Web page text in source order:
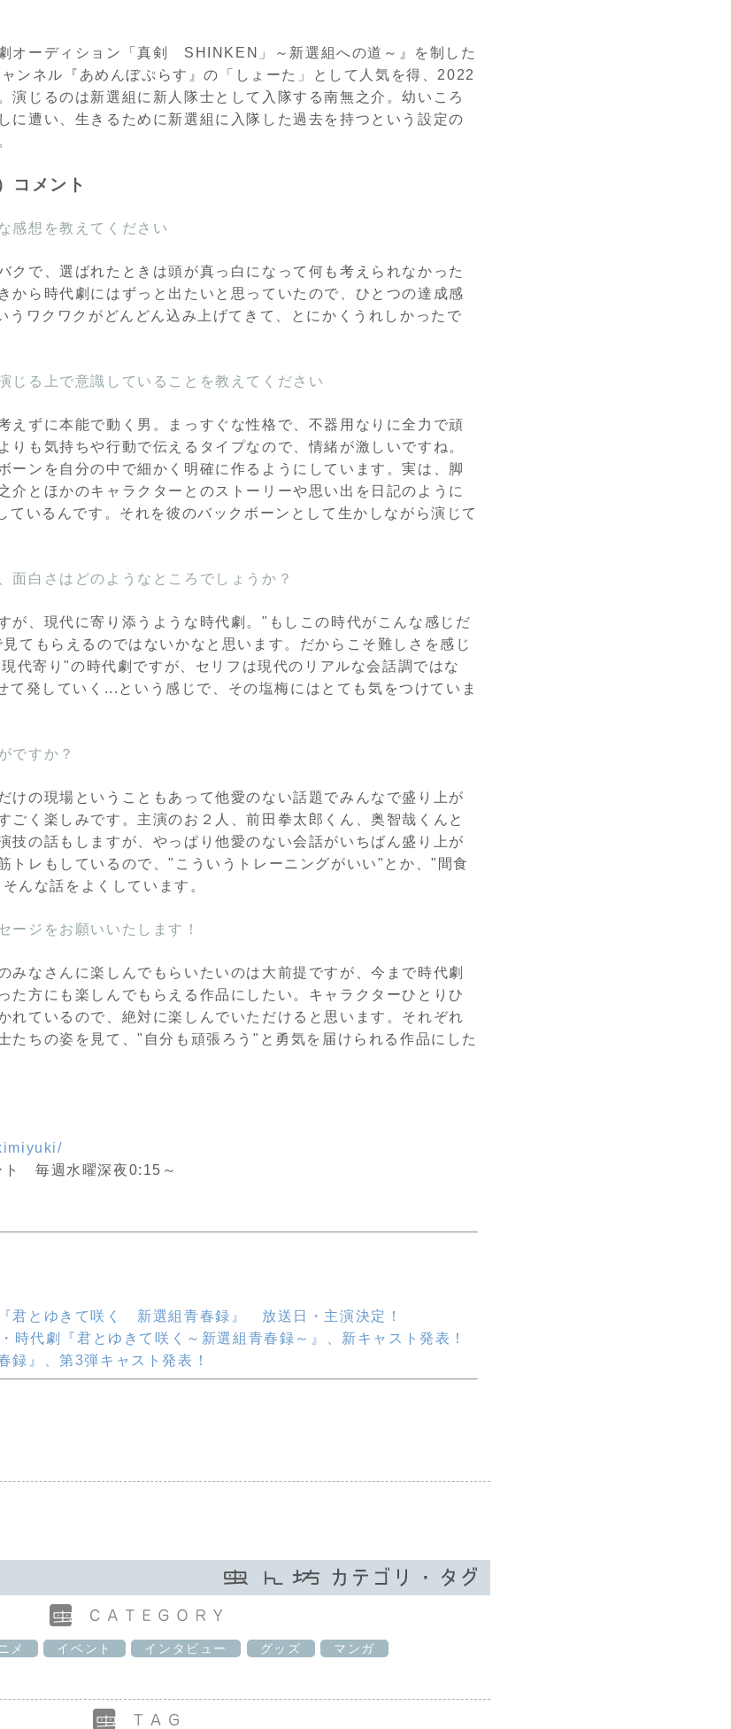
オーディション「真剣 SHINKEN」～新選組への道～』を制した
ンネル『あめんぼぷらす』の「しょーた」として人気を得、2022
演じるのは新選組に新人隊士として入隊する南無之介。幼いころ
に遭い、生きるために新選組に入隊した過去を持つという設定の
コメント
想を教えてください
クで、選ばれたときは頭が真っ白になって何も考えられなかった
から時代劇にはずっと出たいと思っていたので、ひとつの達成感
うワクワクがどんどん込み上げてきて、とにかくうれしかったで
る上で意識していることを教えてください
えずに本能で動く男。まっすぐな性格で、不器用なりに全力で頑
りも気持ちや行動で伝えるタイプなので、情緒が激しいですね。
ーンを自分の中で細かく明確に作るようにしています。実は、脚
介とほかのキャラクターとのストーリーや思い出を日記のように
ているんです。それを彼のバックボーンとして生かしながら演じて
白さはどのようなところでしょうか？
が、現代に寄り添うような時代劇。"もしこの時代がこんな感じだ
てもらえるのではないかなと思います。だからこそ難しさを感じ
代寄り"の時代劇ですが、セリフは現代のリアルな会話調ではな
て発していく...という感じで、その塩梅にはとても気をつけていま
ですか？
の現場ということもあって他愛のない話題でみんなで盛り上が
ごく楽しみです。主演のお２人、前田拳太郎くん、奥智哉くんと
技の話もしますが、やっぱり他愛のない会話がいちばん盛り上が
トレもしているので、"こういうトレーニングがいい"とか、"間食
んな話をよくしています。
ジをお願いいたします！
みなさんに楽しんでもらいたいのは大前提ですが、今まで時代劇
た方にも楽しんでもらえる作品にしたい。キャラクターひとりひ
れているので、絶対に楽しんでいただけると思います。それぞれ
たちの姿を見て、"自分も頑張ろう"と勇気を届けられる作品にした
毎週水曜深夜0:15～
『君とゆきて咲く 新選組青春録』 放送日・主演決定！
時代劇『君とゆきて咲く～新選組青春録～』、新キャスト発表！
録』、第3弾キャスト発表！
メ イベント インタビュー グッズ
マンガ